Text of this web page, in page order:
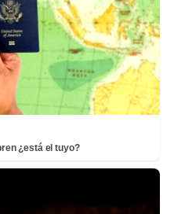
¿está el tuyo?